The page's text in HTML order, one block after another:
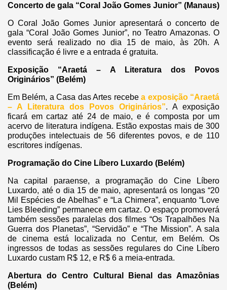
Concerto de gala “Coral João Gomes Junior” (Manaus)
O Coral João Gomes Junior apresentará o concerto de
gala “Coral João Gomes Junior”, no Teatro Amazonas. O
evento será realizado no dia 15 de maio, às 20h. A
classificação é livre e a entrada é gratuita.
Exposição “Araetá – A Literatura dos Povos
Originários” (Belém)
Em Belém, a Casa das Artes recebea exposição “Araetá
– A Literatura dos Povos Originários”. A exposição
ficará em cartaz até 24 de maio, e é composta por um
acervo de literatura indígena. Estão expostas mais de 300
produções intelectuais de 56 diferentes povos, e de 110
escritores indígenas.
Programação do Cine Líbero Luxardo (Belém)
Na capital paraense, a programação do Cine Líbero
Luxardo, até o dia 15 de maio, apresentará os longas “20
Mil Espécies de Abelhas” e “La Chimera”, enquanto “Love
Lies Bleeding” permanece em cartaz. O espaço promoverá
também sessões paralelas dos filmes “Os Trapalhões Na
Guerra dos Planetas”, “Servidão” e “The Mission”. A sala
de cinema está localizada no Centur, em Belém. Os
ingressos de todas as sessões regulares do Cine Líbero
Luxardo custam R$ 12, e R$ 6 a meia-entrada.
Abertura do Centro Cultural Bienal das Amazônias
(Belém)